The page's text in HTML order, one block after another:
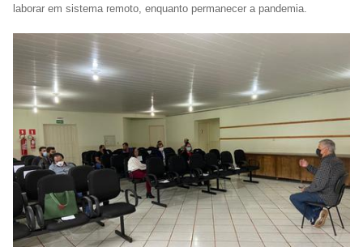
laborar em sistema remoto, enquanto permanecer a pandemia.